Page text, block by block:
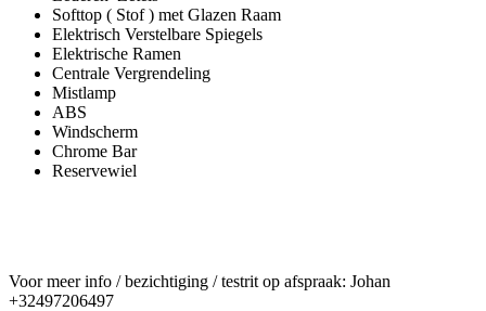
Softtop ( Stof ) met Glazen Raam
Elektrisch Verstelbare Spiegels
Elektrische Ramen
Centrale Vergrendeling
Mistlamp
ABS
Windscherm
Chrome Bar
Reservewiel
Voor meer info / bezichtiging / testrit op afspraak: Johan
+32497206497